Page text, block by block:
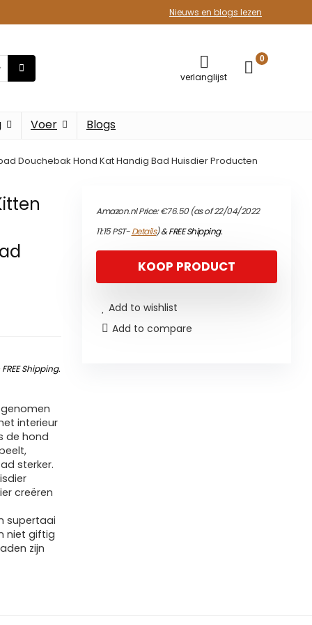
Nieuws en blogs lezen
verlanglijst
0
Voer Blogs
Douchebak Hond Kat Handig Bad Huisdier Producten
FREE Shipping.
interieur
de hond
sterker.
creëren
supertaai
niet giftig
zijn
Amazon.nl Price:€76.50(as of 22/04/2022
11:15 PST-Details)&FREE Shipping.
KOOP PRODUCT
Add to wishlist
Add to compare